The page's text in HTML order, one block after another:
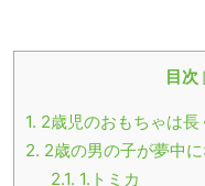
目次
1. 2歳児のおもちゃは
2. 2歳の男の子が夢中
2.1. 1.トミカ